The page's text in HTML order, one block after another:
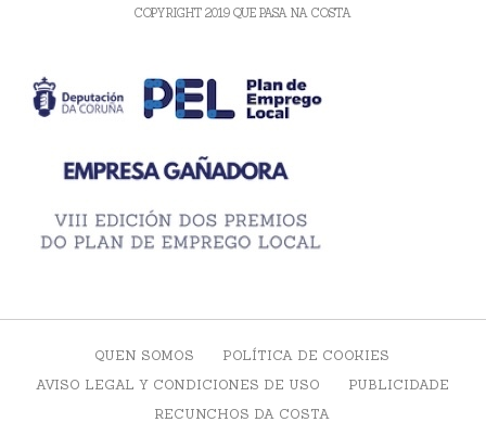
COPYRIGHT 2019 QUE PASA NA COSTA
QUEN SOMOS
POLÍTICA DE COOKIES
AVISO LEGAL Y CONDICIONES DE USO
PUBLICIDADE
RECUNCHOS DA COSTA